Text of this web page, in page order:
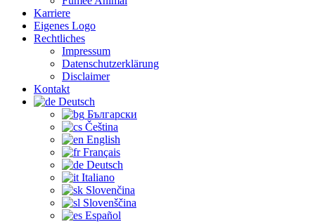
Karriere
Eigenes Logo
Rechtliches
Impressum
Datenschutzerklärung
Disclaimer
Kontakt
Deutsch
Български
Čeština‎
English
Français
Deutsch
Italiano
Slovenčina
Slovenščina
Español